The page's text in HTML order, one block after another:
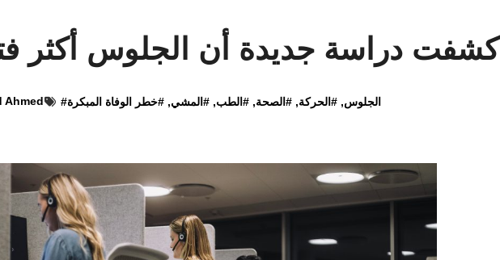
كشفت دراسة جديدة أن الجلوس أكثر
Ahmed # الجلوس, # الحركة, # الصحة, # الطب, # المشي, #خطر الوفاة المبكرة